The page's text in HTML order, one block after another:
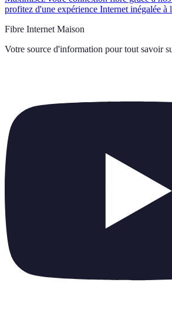
profitez d'une expérience Internet inégalée à
Fibre Internet Maison
Votre source d'information pour tout savoir